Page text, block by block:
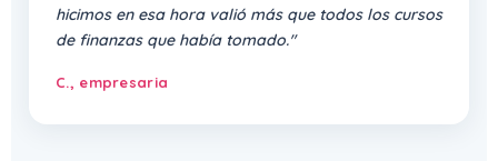
hicimos en esa hora valió más que todos los cursos
de finanzas que había tomado."
C., empresaria